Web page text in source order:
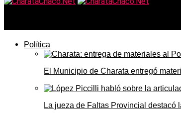
Política
El Municipio de Charata entregó
La jueza de Faltas Provincial destacó